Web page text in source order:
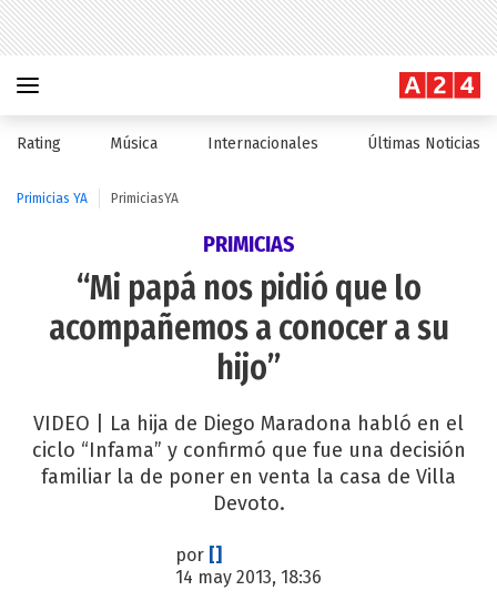
Rating Música Internacionales Últimas Noticias
Primicias YA PrimiciasYA
PRIMICIAS
“Mi papá nos pidió que lo
acompañemos a conocer a su
hijo”
VIDEO | La hija de Diego Maradona habló en el
ciclo “Infama” y confirmó que fue una decisión
familiar la de poner en venta la casa de Villa
Devoto.
por []
14 may 2013, 18:36